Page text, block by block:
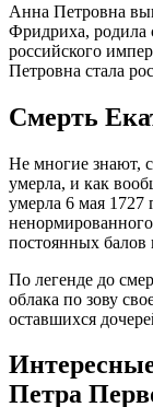
Анна Петровна
Фридриха,
российского
Петровна стала
Смерть
Не многие знают,
умерла, и как
умерла 6 мая 1727
постоянных балов
По легенде до
облака по зову
оставшихся
Петра